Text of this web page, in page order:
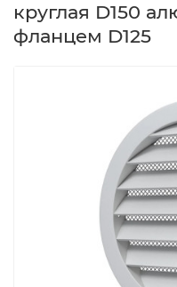
круглая D150
фланцем D125